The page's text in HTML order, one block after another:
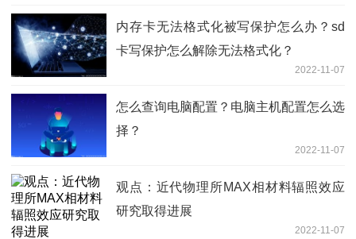
内存卡无法格式化被写保护怎么办？sd
卡写保护怎么解除无法格式化？
2022-11-07
怎么查询电脑配置？电脑主机配置怎么选
择？
2022-11-07
观点：近代物理所MAX相材料辐照效应
研究取得进展
2022-11-07